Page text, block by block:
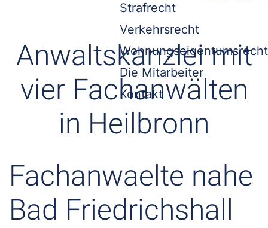
Strafrecht
Verkehrsrecht
Wohnungseigentumsrecht
Die Mitarbeiter
Kontakt
Anwaltskanzlei mit
vier Fachanwälten
in Heilbronn
Fachanwaelte nahe
Bad Friedrichshall